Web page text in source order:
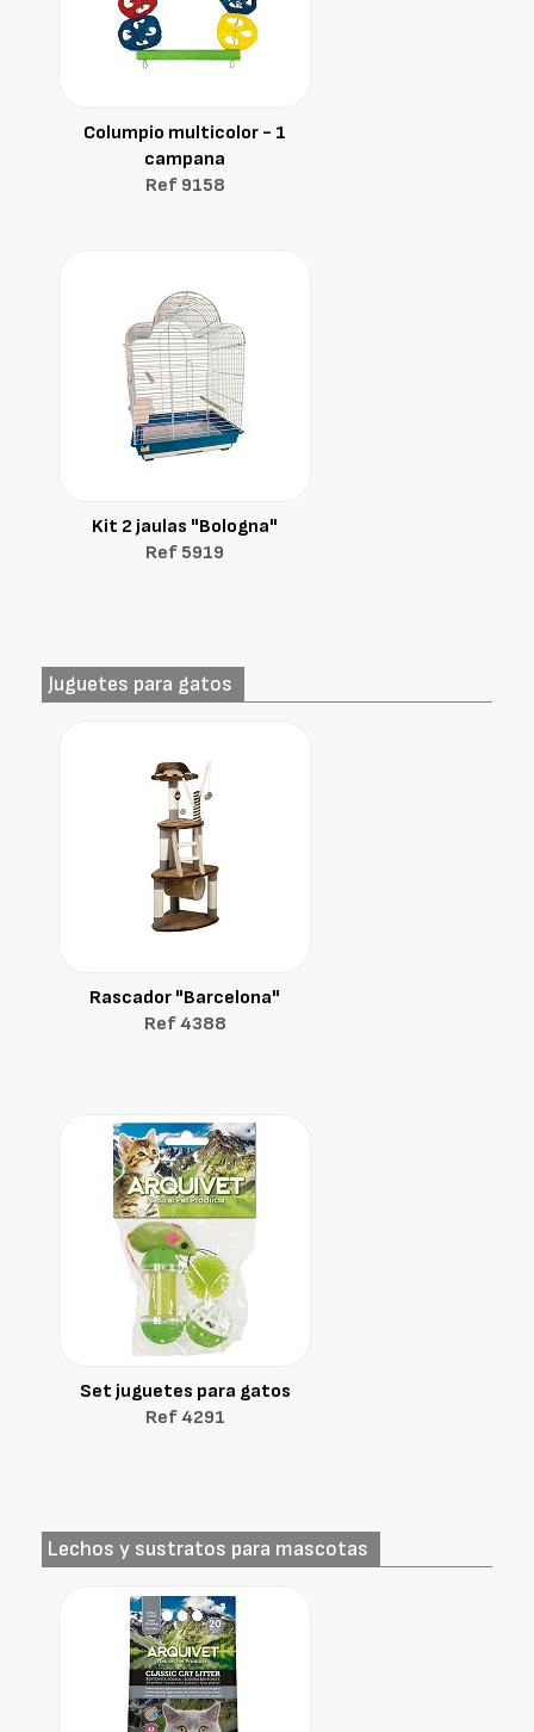
Columpio multicolor - 1
campana
Ref 9158
Kit 2 jaulas "Bologna"
Ref 5919
Juguetes para gatos
Rascador "Barcelona"
Ref 4388
Set juguetes para gatos
Ref 4291
Lechos y sustratos para mascotas